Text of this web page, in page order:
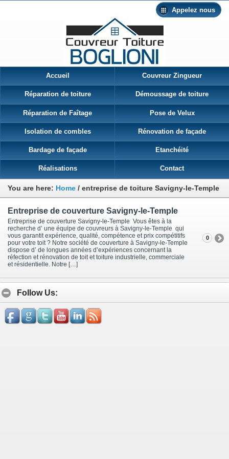
Appelez nous
Accueil Couvreur Zingueur
Réparation de toiture Démoussage de toiture
Réparation de Faîtage Pose de Velux
Isolation de combles Rénovation de façade
Bardage de façade Etanchéité
Réalisations Contact
You are here: Home / entreprise de toiture Savigny-le-Temple
Entreprise de couverture Savigny-le-Temple
Entreprise de couverture Savigny-le-Temple Vous êtes à la
recherche d’ une équipe de couvreurs à Savigny-le-Temple qui
vous garantit expérience, qualité, compétence et prix compétitifs
pour votre toit ? Notre société de couverture à Savigny-le-Temple
dispose d’ de longues années d’expériences concernant la
réfection et rénovation de toit et toiture industrielle, commerciale
et résidentielle. Notre […]
0
Follow Us: